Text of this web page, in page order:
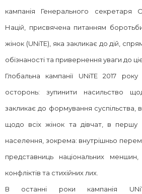
кампанія Генерального секретаря
Націй, присвячена питанням
жінок (UNiTE), яка закликає до дій,
обізнаності та привернення уваги до
Глобальна кампанії UNiTE 2017
осторонь: зупинити насильство
закликає до формування суспільства,
щодо всіх жінок та дівчат, в першу
населення, зокрема: внутрішньо
представниць національних
конфліктів та стихійних лих.
В останні роки кампанія